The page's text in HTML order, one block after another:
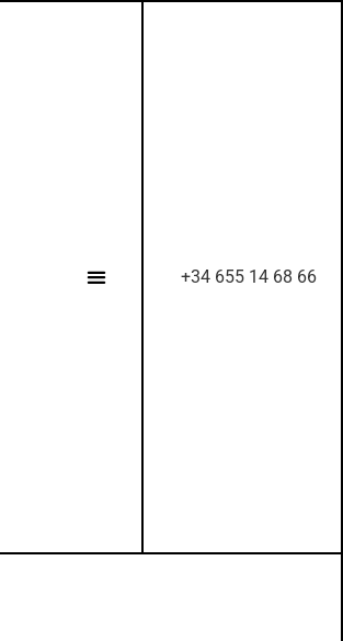
+34 655 14 68 66